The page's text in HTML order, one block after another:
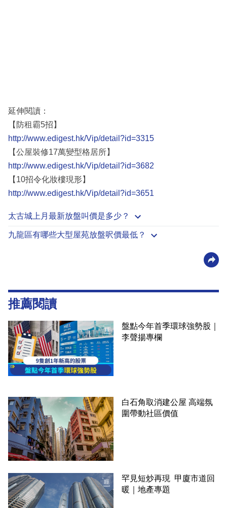
延伸閱讀：
【防租霸5招】
http://www.edigest.hk/Vip/detail?id=3315
【公屋裝修17萬變型格居所】
http://www.edigest.hk/Vip/detail?id=3682
【10招令化妝樓現形】
http://www.edigest.hk/Vip/detail?id=3651
太古城上月最新放盤叫價是多少？
九龍區有哪些大型屋苑放盤呎價最低？
推薦閱讀
盤點今年首季環球強勢股｜
李聲揚專欄
白石角取消建公屋 高端氛
圍帶動社區價值
罕見短炒再現 甲廈市道回
暖｜地產專題